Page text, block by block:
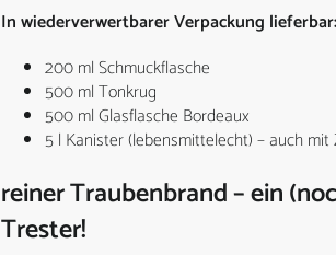
In wiederverwertbarer Verpackung lieferbar:
200 ml Schmuckflasche
500 ml Tonkrug
500 ml Glasflasche Bordeaux
5 l Kanister (lebensmittelecht) – auch mit
reiner Traubenbrand – ein
Trester!